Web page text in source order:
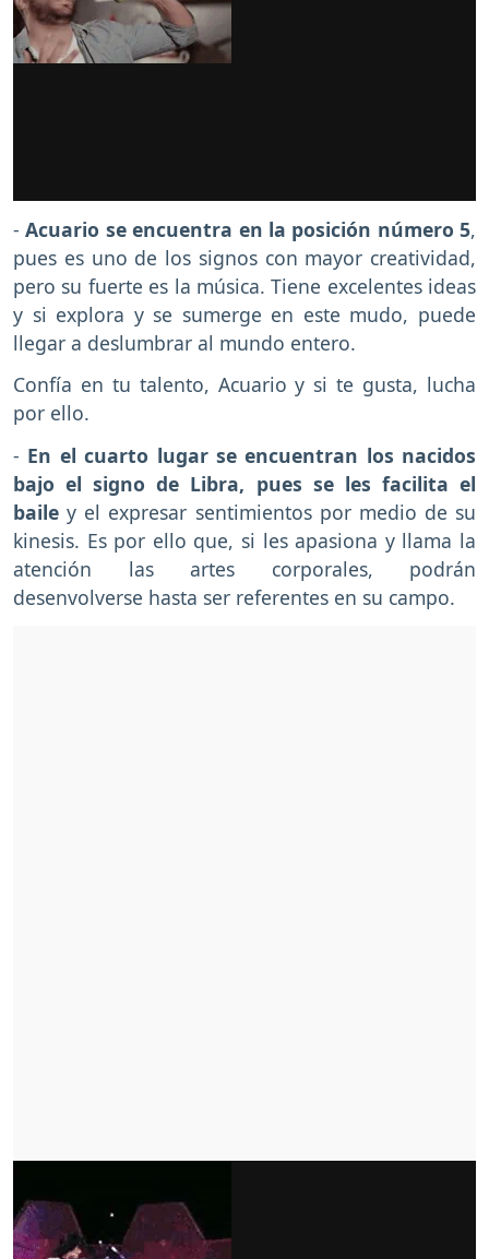
-Acuario se encuentra en la posición número 5,
pues es uno de los signos con mayor creatividad,
pero su fuerte es la música. Tiene excelentes ideas
y si explora y se sumerge en este mudo, puede
llegar a deslumbrar al mundo entero.
Confía en tu talento, Acuario y si te gusta, lucha
por ello.
- En el cuarto lugar se encuentran los nacidos
bajo el signo de Libra, pues se les facilita el
baile y el expresar sentimientos por medio de su
kinesis. Es por ello que, si les apasiona y llama la
atención las artes corporales, podrán
desenvolverse hasta ser referentes en su campo.